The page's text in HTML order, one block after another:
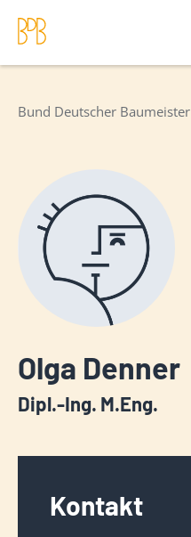
Bund Deutscher Baumeister
Olga Denner
Dipl.-Ing. M.Eng.
Kontakt